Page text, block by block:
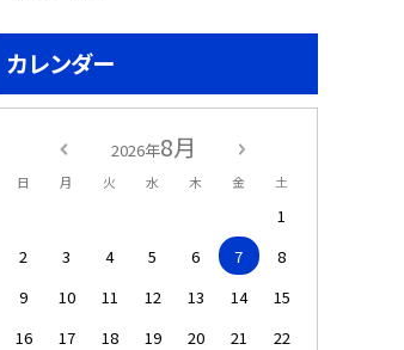
カレンダー
2026年8月
日 月 火 水 木 金 土
1
2
3 4 5 6 7
8
9
10 11 12 13 14
15
16
17 18 19 20 21
22